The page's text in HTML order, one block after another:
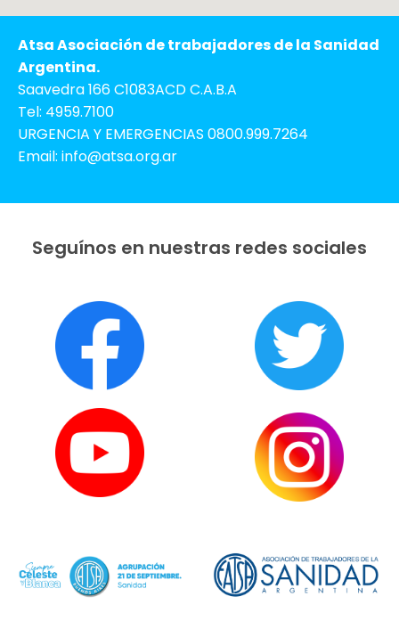
Atsa Asociación de trabajadores de la Sanidad
Argentina.
Saavedra 166 C1083ACD C.A.B.A
Tel: 4959.7100
URGENCIA Y EMERGENCIAS 0800.999.7264
Email: info@atsa.org.ar
Seguínos en nuestras redes sociales